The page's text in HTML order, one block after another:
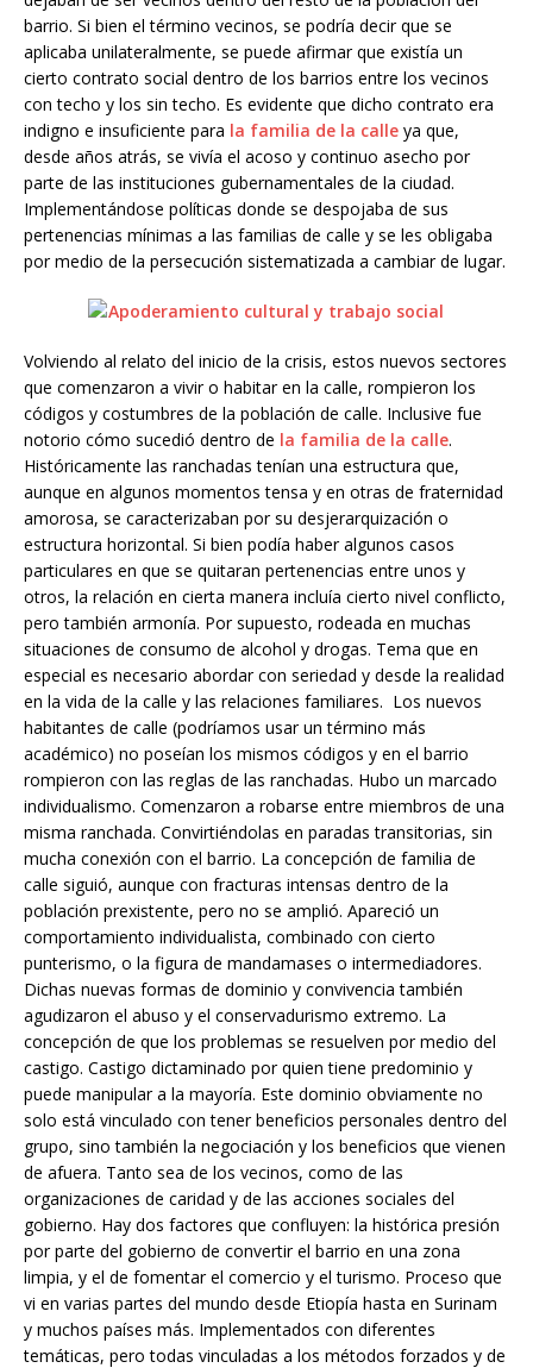
barrio. Si bien el término vecinos, se podría decir que se
aplicaba unilateralmente, se puede afirmar que existía un
cierto contrato social dentro de los barrios entre los vecinos
con techo y los sin techo. Es evidente que dicho contrato era
indigno e insuficiente para la familia de la calle ya que,
desde años atrás, se vivía el acoso y continuo asecho por
parte de las instituciones gubernamentales de la ciudad.
Implementándose políticas donde se despojaba de sus
pertenencias mínimas a las familias de calle y se les obligaba
por medio de la persecución sistematizada a cambiar de lugar.
Volviendo al relato del inicio de la crisis, estos nuevos sectores
que comenzaron a vivir o habitar en la calle, rompieron los
códigos y costumbres de la población de calle. Inclusive fue
notorio cómo sucedió dentro de la familia de la calle.
Históricamente las ranchadas tenían una estructura que,
aunque en algunos momentos tensa y en otras de fraternidad
amorosa, se caracterizaban por su desjerarquización o
estructura horizontal. Si bien podía haber algunos casos
particulares en que se quitaran pertenencias entre unos y
otros, la relación en cierta manera incluía cierto nivel conflicto,
pero también armonía. Por supuesto, rodeada en muchas
situaciones de consumo de alcohol y drogas. Tema que en
especial es necesario abordar con seriedad y desde la realidad
en la vida de la calle y las relaciones familiares. Los nuevos
habitantes de calle (podríamos usar un término más
académico) no poseían los mismos códigos y en el barrio
rompieron con las reglas de las ranchadas. Hubo un marcado
individualismo. Comenzaron a robarse entre miembros de una
misma ranchada. Convirtiéndolas en paradas transitorias, sin
mucha conexión con el barrio. La concepción de familia de
calle siguió, aunque con fracturas intensas dentro de la
población prexistente, pero no se amplió. Apareció un
comportamiento individualista, combinado con cierto
punterismo, o la figura de mandamases o intermediadores.
Dichas nuevas formas de dominio y convivencia también
agudizaron el abuso y el conservadurismo extremo. La
concepción de que los problemas se resuelven por medio del
castigo. Castigo dictaminado por quien tiene predominio y
puede manipular a la mayoría. Este dominio obviamente no
solo está vinculado con tener beneficios personales dentro del
grupo, sino también la negociación y los beneficios que vienen
de afuera. Tanto sea de los vecinos, como de las
organizaciones de caridad y de las acciones sociales del
gobierno. Hay dos factores que confluyen: la histórica presión
por parte del gobierno de convertir el barrio en una zona
limpia, y el de fomentar el comercio y el turismo. Proceso que
vi en varias partes del mundo desde Etiopía hasta en Surinam
y muchos países más. Implementados con diferentes
temáticas, pero todas vinculadas a los métodos forzados y de